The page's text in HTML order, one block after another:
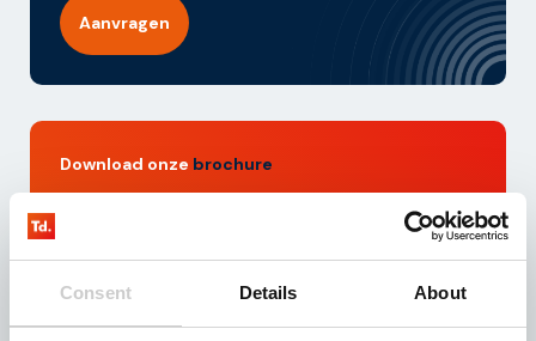
Consent Details About
Aanvragen
Download onze brochure
Bent u op zoek naar een geschikte IoT partner voor
uw bedrijfsactiviteiten? Download dan deze
brochure en ontvang direct toegang tot waardevolle
inzichten over onze dienstverlening en IoT